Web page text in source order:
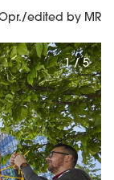
edited by MR
1 / 5